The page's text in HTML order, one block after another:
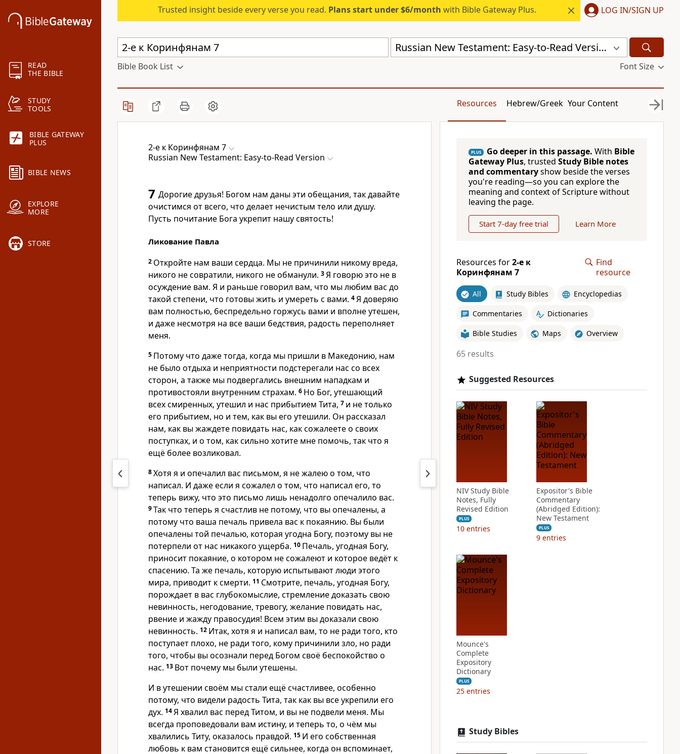
READ
THE BIBLE
STUDY
TOOLS
BIBLE GATEWAY
PLUS
BIBLE NEWS
EXPLORE
MORE
STORE
Trusted insight beside every verse you read. Plans start under $6/month with Bible Gateway Plus. LOG IN/SIGN UP
Russian New Testament: Easy-to-Read Version (ERV-RU)
Bible Book List Font Size
Resources Hebrew/Greek Your Content
2-е к Коринфянам 7
Russian New Testament: Easy-to-Read Version
7 Дорогие друзья! Богом нам даны эти обещания, так давайте
очистимся от всего, что делает нечистым тело или душу.
Пусть почитание Бога укрепит нашу святость!
Ликование Павла
2 Откройте нам ваши сердца. Мы не причинили никому вреда,
никого не совратили, никого не обманули. 3Я говорю это не в
осуждение вам. Я и раньше говорил вам, что мы любим вас до
такой степени, что готовы жить и умереть с вами. 4Я доверяю
вам полностью, беспредельно горжусь вами и вполне утешен,
и даже несмотря на все ваши бедствия, радость переполняет
меня.
5 Потому что даже тогда, когда мы пришли в Македонию, нам
не было отдыха и неприятности подстерегали нас со всех
сторон, а также мы подвергались внешним нападкам и
противостояли внутренним страхам. 6 Но Бог, утешающий
всех смиренных, утешил и нас прибытием Тита, 7 и не только
его прибытием, но и тем, как вы его утешили. Он рассказал
нам, как вы жаждете повидать нас, как сожалеете о своих
поступках, и о том, как сильно хотите мне помочь, так что я
ещё более возликовал.
8Хотя я и опечалил вас письмом, я не жалею о том, что
написал. И даже если я сожалел о том, что написал его, то
теперь вижу, что это письмо лишь ненадолго опечалило вас.
9Так что теперь я счастлив не потому, что вы опечалены, а
потому что ваша печаль привела вас к покаянию. Вы были
опечалены той печалью, которая угодна Богу, поэтому вы не
потерпели от нас никакого ущерба. 10 Печаль, угодная Богу,
приносит покаяние, о котором не сожалеют и которое ведёт к
спасению. Та же печаль, которую испытывают люди этого
мира, приводит к смерти. 11 Смотрите, печаль, угодная Богу,
порождает в вас глубокомыслие, стремление доказать свою
невинность, негодование, тревогу, желание повидать нас,
рвение и жажду правосудия! Всем этим вы доказали свою
невинность. 12 Итак, хотя я и написал вам, то не ради того, кто
поступает плохо, не ради того, кому причинили зло, но ради
того, чтобы вы осознали перед Богом своё беспокойство о
нас. 13 Вот почему мы были утешены.
И в утешении своём мы стали ещё счастливее, особенно
потому, что видели радость Тита, так как вы все укрепили его
дух. 14Я хвалил вас перед Титом, и вы не подвели меня. Мы
всегда проповедовали вам истину, и теперь то, о чём мы
хвалились Титу, оказалось правдой. 15 И его собственная
любовь к вам становится ещё сильнее, когда он вспоминает,
PLUS Go deeper in this passage. With Bible
Gateway Plus, trusted Study Bible notes
and commentaryshow beside the verses
you're reading—so you can explore the
meaning and context of Scripture without
leaving the page.
Start 7-day free trial Learn More
Resources for2-е к
Коринфянам 7
Find
resource
All Study Bibles Encyclopedias
Commentaries Dictionaries
Bible Studies Maps Overview
65 results
Suggested Resources
NIV Study Bible
Notes, Fully
Revised Edition
PLUS
10 entries
Expositor's Bible
Commentary
(Abridged Edition):
New Testament
PLUS
9 entries
Mounce's
Complete
Expository
Dictionary
PLUS
25 entries
Study Bibles